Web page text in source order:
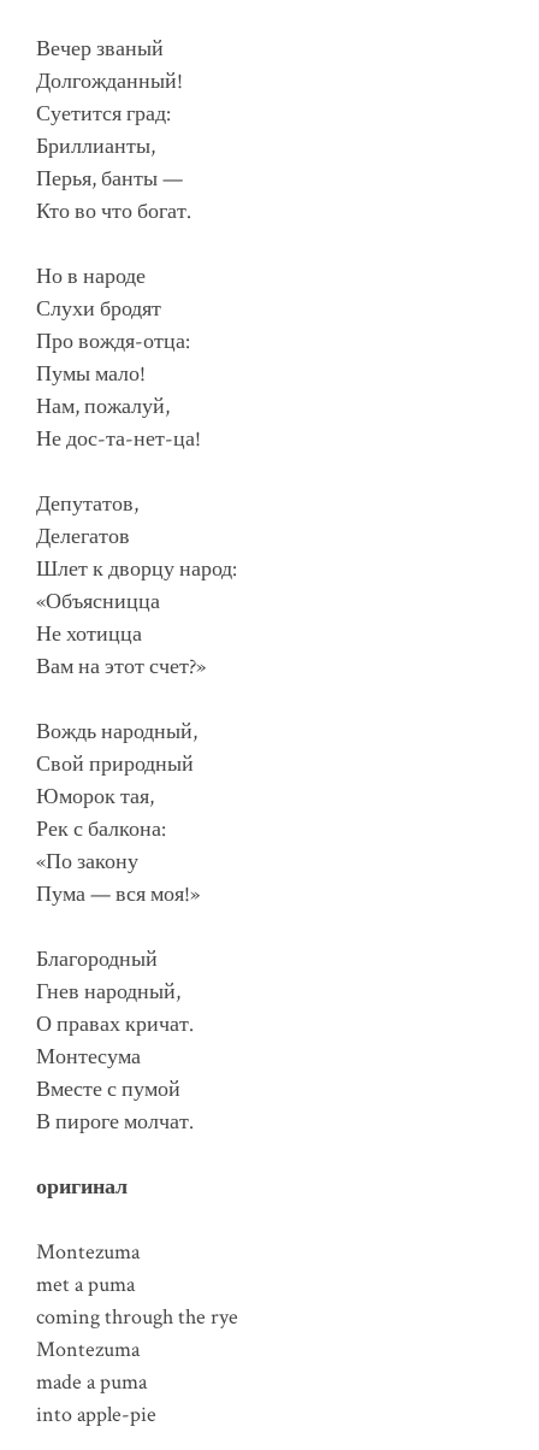
Вечер званый
Долгожданный!
Суетится град:
Бриллианты,
Перья, банты —
Кто во что богат.
Но в народе
Слухи бродят
Про вождя-отца:
Пумы мало!
Нам, пожалуй,
Не дос-та-нет-ца!
Депутатов,
Делегатов
Шлет к дворцу народ:
«Объясницца
Не хотицца
Вам на этот счет?»
Вождь народный,
Свой природный
Юморок тая,
Рек с балкона:
«По закону
Пума — вся моя!»
Благородный
Гнев народный,
О правах кричат.
Монтесума
Вместе с пумой
В пироге молчат.
оригинал
Montezuma
met a puma
coming through the rye
Montezuma
made a puma
into apple-pie